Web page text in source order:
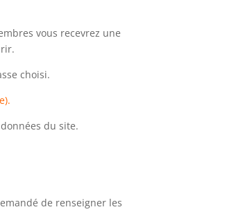
vous recevrez une
choisi.
du site.
de renseigner les